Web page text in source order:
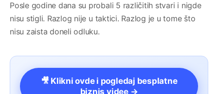
Posle godine dana su probali 5 različitih stvari i nigde
nisu stigli. Razlog nije u taktici. Razlog je u tome što
nisu zaista doneli odluku.
🎥 Klikni ovde i pogledaj besplatne
biznis videe →